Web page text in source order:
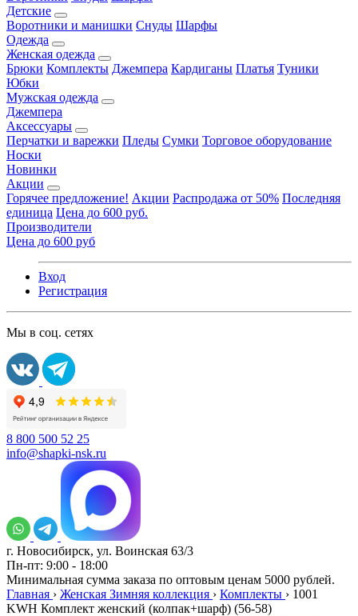
Детские
Воротники и манишки Снуды Шарфы
Одежда
Женская одежда
Брюки Комплекты Джемпера Кардиганы Платья Туники
Юбки
Мужская одежда
Джемпера
Аксессуары
Перчатки и варежки Пледы Сумки Торговое оборудование
Носки
Новинки
Акции
Горячее предложение! Акции Распродажа от 50% Последняя
единица Цена до 600 руб.
Производители
Цена до 600 руб
Вход
Регистрация
Мы в соц. сетях
8 800 500 52 25
info@shapki-nsk.ru
г. Новосибирск, ул. Воинская 63/3
Пн-пт: 9:00 - 18:00
Минимальная сумма заказа по оптовым ценам 5000 рублей.
Главная › Женская Зимняя коллекция › Комплекты › 1001
KWH Комплект женский (колпак+шарф) (56-58)